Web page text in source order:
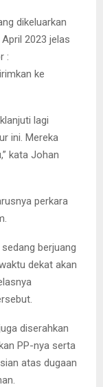
dikeluarkan
2023 jelas
:
ke
lagi
ini. Mereka
kata Johan
perkara
berjuang
dekat akan
diserahkan
PP-nya serta
atas dugaan